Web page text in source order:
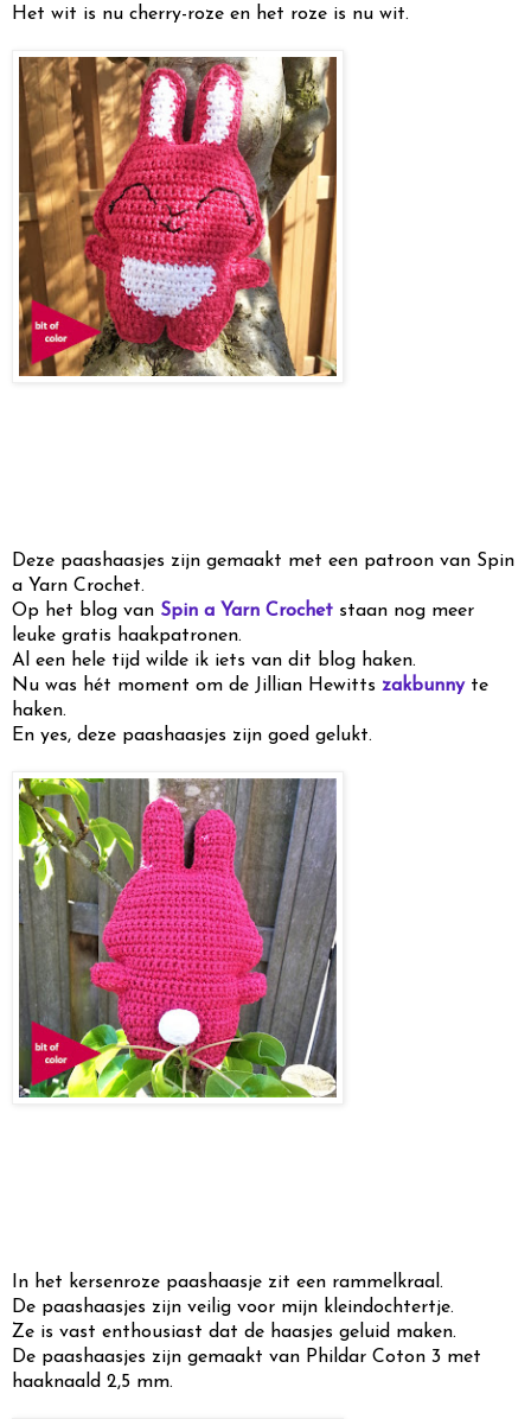
Het wit is nu cherry-roze en het roze is nu wit.
Deze paashaasjes zijn gemaakt met een patroon van Spin
a Yarn Crochet.
Op het blog van Spin a Yarn Crochet staan nog meer
leuke gratis haakpatronen.
Al een hele tijd wilde ik iets van dit blog haken.
Nu was hét moment om de Jillian Hewitts zakbunnyte
haken.
En yes, deze paashaasjes zijn goed gelukt.
In het kersenroze paashaasje zit een rammelkraal.
De paashaasjes zijn veilig voor mijn kleindochtertje.
Ze is vast enthousiast dat de haasjes geluid maken.
De paashaasjes zijn gemaakt van Phildar Coton 3 met
haaknaald 2,5 mm.